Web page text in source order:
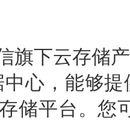
旗下云存储
心，能够
储平台。您